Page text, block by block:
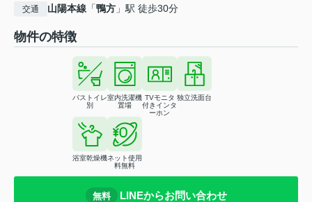
交通 山陽本線 「鴨方 」駅 徒歩30分
物件の特徴
バストイレ
別
室内洗濯機
置場
TVモニタ
付きインタ
ーホン
独立洗面台
浴室乾燥機ネット使用
料無料
無料 LINEからお問い合わせ